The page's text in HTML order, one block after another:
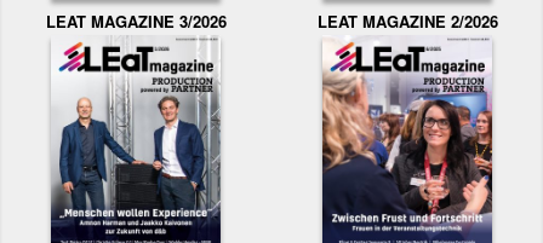
LEAT MAGAZINE 3/2026 LEAT MAGAZINE 2/2026